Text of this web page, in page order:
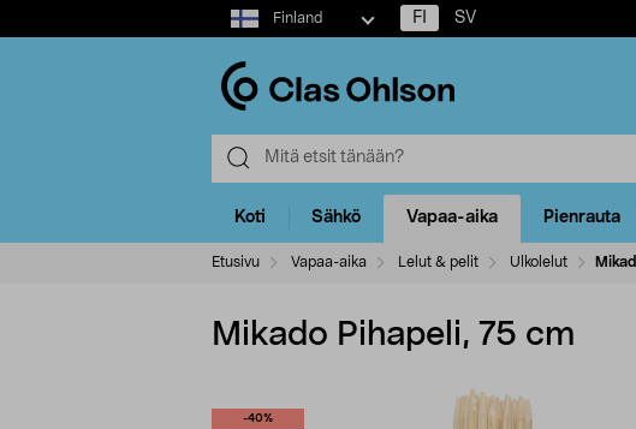
Select
market
Finland FI SV
Koti Sähkö Vapaa-aika Pienrauta
Etusivu Vapaa-aika Lelut & pelit Ulkolelut
Mikado Pihapeli, 75 cm
-40%